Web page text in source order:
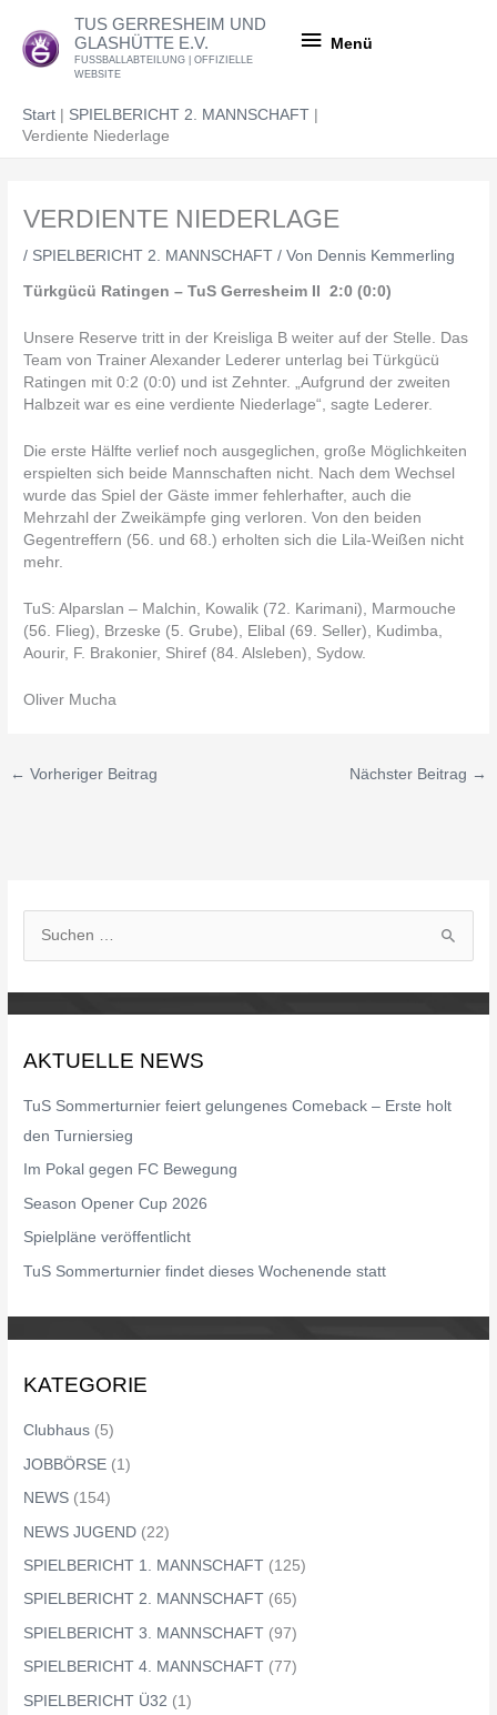
Inhalt
springen
TUS GERRESHEIM UND
GLASHÜTTE E.V.
FUSSBALLABTEILUNG | OFFIZIELLE
WEBSITE
Menü
Start
SPIELBERICHT 2. MANNSCHAFT
Verdiente Niederlage
VERDIENTE NIEDERLAGE
/ SPIELBERICHT 2. MANNSCHAFT / Von Dennis Kemmerling
Türkgücü Ratingen – TuS Gerresheim II 2:0 (0:0)
Unsere Reserve tritt in der Kreisliga B weiter auf der Stelle. Das
Team von Trainer Alexander Lederer unterlag bei Türkgücü
Ratingen mit 0:2 (0:0) und ist Zehnter. „Aufgrund der zweiten
Halbzeit war es eine verdiente Niederlage“, sagte Lederer.
Die erste Hälfte verlief noch ausgeglichen, große Möglichkeiten
erspielten sich beide Mannschaften nicht. Nach dem Wechsel
wurde das Spiel der Gäste immer fehlerhafter, auch die
Mehrzahl der Zweikämpfe ging verloren. Von den beiden
Gegentreffern (56. und 68.) erholten sich die Lila-Weißen nicht
mehr.
TuS: Alparslan – Malchin, Kowalik (72. Karimani), Marmouche
(56. Flieg), Brzeske (5. Grube), Elibal (69. Seller), Kudimba,
Aourir, F. Brakonier, Shiref (84. Alsleben), Sydow.
Oliver Mucha
← Vorheriger Beitrag Nächster Beitrag →
e
h
:
AKTUELLE NEWS
TuS Sommerturnier feiert gelungenes Comeback – Erste holt
den Turniersieg
Im Pokal gegen FC Bewegung
Season Opener Cup 2026
Spielpläne veröffentlicht
TuS Sommerturnier findet dieses Wochenende statt
KATEGORIE
Clubhaus (5)
JOBBÖRSE (1)
NEWS (154)
NEWS JUGEND (22)
SPIELBERICHT 1. MANNSCHAFT (125)
SPIELBERICHT 2. MANNSCHAFT (65)
SPIELBERICHT 3. MANNSCHAFT (97)
SPIELBERICHT 4. MANNSCHAFT (77)
SPIELBERICHT Ü32 (1)